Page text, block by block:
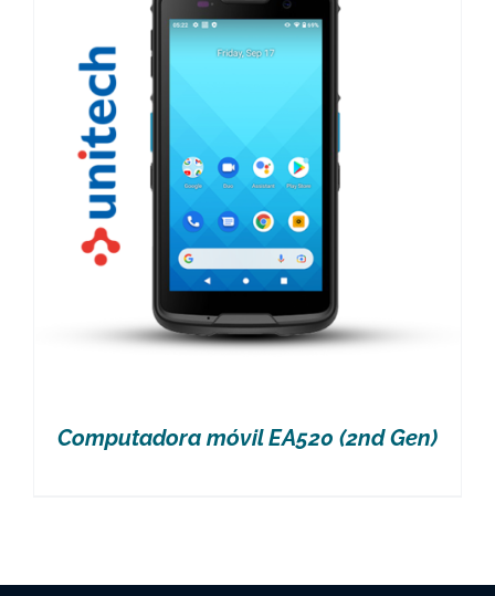
Computadora móvil EA520 (2nd Gen)